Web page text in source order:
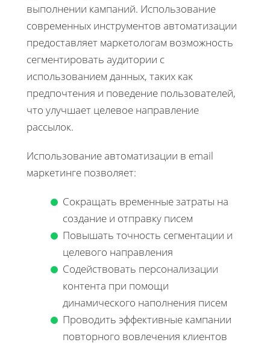
выполнении кампаний. Использование
современных инструментов автоматизации
предоставляет маркетологам возможность
сегментировать аудитории с
использованием данных, таких как
предпочтения и поведение пользователей,
что улучшает целевое направление
рассылок.
Использование автоматизации в email
маркетинге позволяет:
Сокращать временные затраты на
создание и отправку писем
Повышать точность сегментации и
целевого направления
Содействовать персонализации
контента при помощи
динамического наполнения писем
Проводить эффективные кампании
повторного вовлечения клиентов